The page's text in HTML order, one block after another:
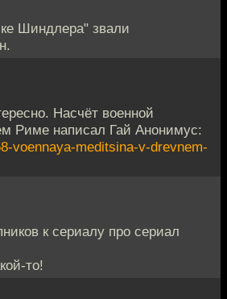
Шиндлера" звали
Насчёт военной
Риме написал Гай Анонимус:
voennaya-meditsina-v-drevnem-
к сериалу про сериал
то!